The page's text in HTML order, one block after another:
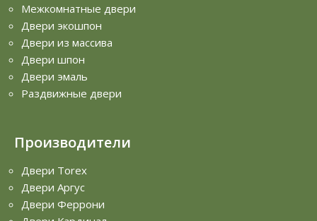
Межкомнатные двери
Двери экошпон
Двери из массива
Двери шпон
Двери эмаль
Раздвижные двери
Производители
Двери Torex
Двери Аргус
Двери Феррони